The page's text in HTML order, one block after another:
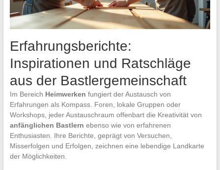
Erfahrungsberichte:
Inspirationen und Ratschläge
aus der Bastlergemeinschaft
Im Bereich Heimwerken fungiert der Austausch von
Erfahrungen als Kompass. Foren, lokale Gruppen oder
Workshops, jeder Austauschraum offenbart die Kreativität von
anfänglichen Bastlern ebenso wie von erfahrenen
Enthusiasten. Ihre Berichte, geprägt von Versuchen,
Misserfolgen und Erfolgen, zeichnen eine lebendige Landkarte
der Möglichkeiten.